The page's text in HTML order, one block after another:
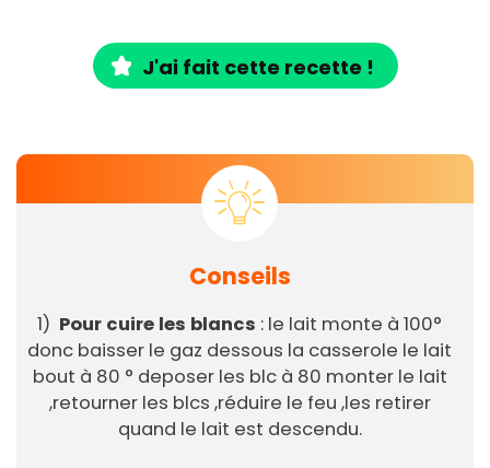
J'ai fait cette recette !
Conseils
1) Pour cuire les blancs : le lait monte à 100°
donc baisser le gaz dessous la casserole le lait
bout à 80 ° deposer les blc à 80 monter le lait
,retourner les blcs ,réduire le feu ,les retirer
quand le lait est descendu.